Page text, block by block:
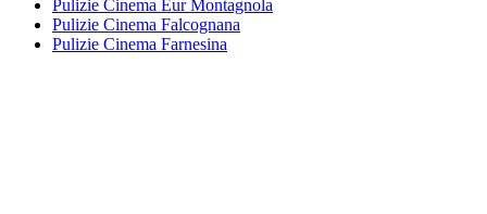
Pulizie Cinema Eur Montagnola
Pulizie Cinema Falcognana
Pulizie Cinema Farnesina